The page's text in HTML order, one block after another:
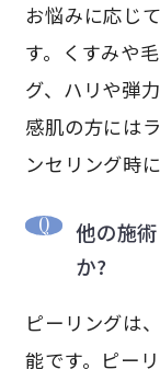
お悩みに応じ
す。くすみや
グ、ハリや弾
感肌の方には
ンセリング時
他の施
か?
ピーリングは
能です。ピー